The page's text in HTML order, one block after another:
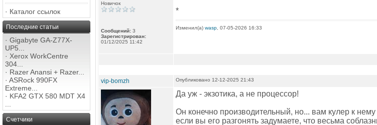
· Каталог ссылок
Последние статьи
· Gigabyte GA-Z77X-
UP5...
· Xerox WorkCentre
304...
· Razer Anansi + Razer...
· ASRock 990FX
Extreme...
· KFA2 GTX 580 MDT X4
Счетчики
Новичок
Сообщений: 3
Зарегистрирован:
01/12/2025 11:42
*
Изменил(а) wasp , 07-05-2026 16:33
vip-bomzh Опубликовано 12-12-2025 21:43
Да уж - экзотика, а не процессор!
Он конечно производительный, но... вам кулер к
если вы его разгонять задумаете, что весьма